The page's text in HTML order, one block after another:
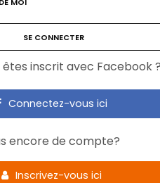
êtes inscrit avec Facebook ?
Connectez-vous ici
encore de compte?
Inscrivez-vous ici